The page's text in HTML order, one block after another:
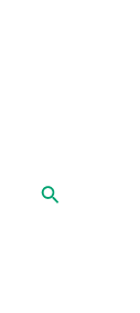
Buscar